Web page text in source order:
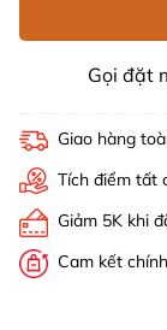
Gọi đặt
Giao hàng
Tích điểm tất
Giảm 5K khi
Cam kết